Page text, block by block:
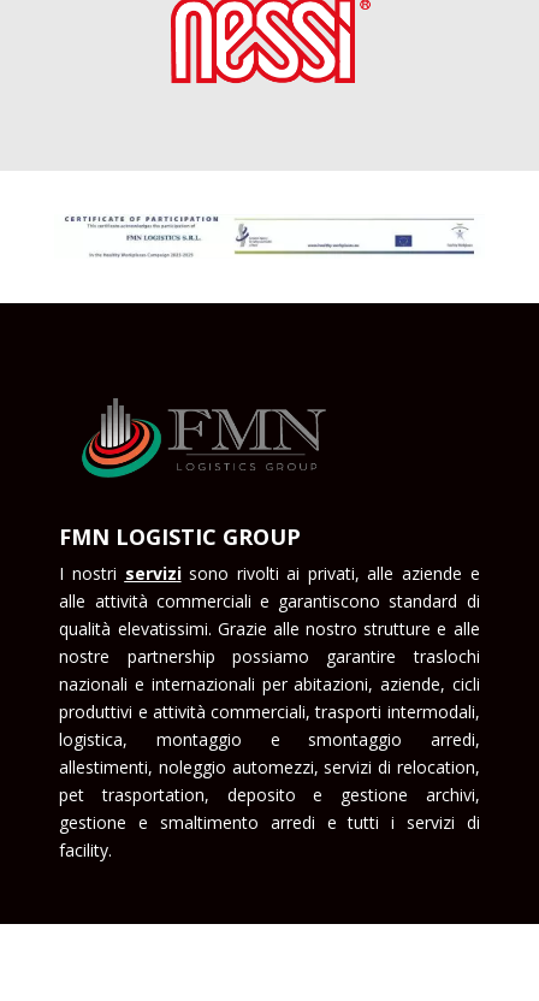
FMN LOGISTIC GROUP
I nostri servizisono rivolti ai privati, alle aziende e
alle attività commerciali e garantiscono standard di
qualità elevatissimi. Grazie alle nostro strutture e alle
nostre partnership possiamo garantire traslochi
nazionali e internazionali per abitazioni, aziende, cicli
produttivi e attività commerciali, trasporti intermodali,
logistica, montaggio e smontaggio arredi,
allestimenti, noleggio automezzi, servizi di relocation,
pet trasportation, deposito e gestione archivi,
gestione e smaltimento arredi e tutti i servizi di
facility.